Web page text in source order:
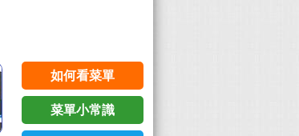
如何看菜單
菜單小常識